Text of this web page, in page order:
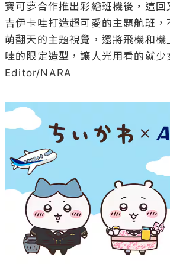
寶可夢合作推出彩繪班機後，這回
吉伊卡哇打造超可愛的主題航班，
萌翻天的主題視覺，還將飛機和機
哇的限定造型，讓人光用看的就少
Editor/NARA